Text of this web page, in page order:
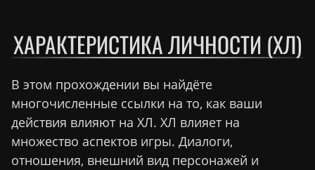
ХАРАКТЕРИСТИКА ЛИЧНОСТИ (ХЛ)
В этом прохождении вы найдёте
многочисленные ссылки на то, как ваши
действия влияют на ХЛ. ХЛ влияет на
множество аспектов игры. Диалоги,
отношения, внешний вид персонажей и